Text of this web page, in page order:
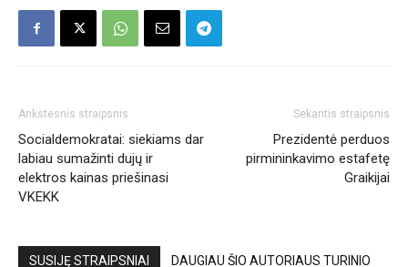
Ankstesnis straipsnis
Socialdemokratai: siekiams dar
labiau sumažinti dujų ir
elektros kainas priešinasi
VKEKK
Sekantis straipsnis
Prezidentė perduos
pirmininkavimo estafetę
Graikijai
SUSIJĘ STRAIPSNIAI DAUGIAU ŠIO AUTORIAUS TURINIO